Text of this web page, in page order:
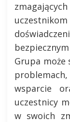
Grupa może
wsparcie
uczestnicy
w swoich